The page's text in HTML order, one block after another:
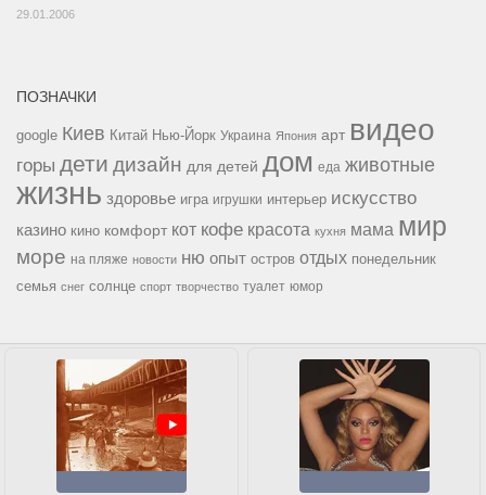
29.01.2006
ПОЗНАЧКИ
google Киев Китай Нью-Йорк Украина Япония арт видео
горы дети дизайн для детей дом еда животные
жизнь здоровье игра игрушки интерьер искусство
казино кино комфорт кот кофе красота кухня мама мир
море на пляже новости ню опыт остров отдых понедельник
семья снег солнце спорт творчество туалет юмор